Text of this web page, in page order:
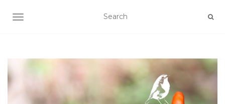
AFFICHER/MASQUER LA NAVIGATION